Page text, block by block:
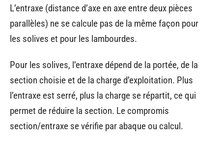
L’entraxe (distance d’axe en axe entre deux pièces
parallèles) ne se calcule pas de la même façon pour
les solives et pour les lambourdes.
Pour les solives, l’entraxe dépend de la portée, de la
section choisie et de la charge d’exploitation. Plus
l’entraxe est serré, plus la charge se répartit, ce qui
permet de réduire la section. Le compromis
section/entraxe se vérifie par abaque ou calcul.